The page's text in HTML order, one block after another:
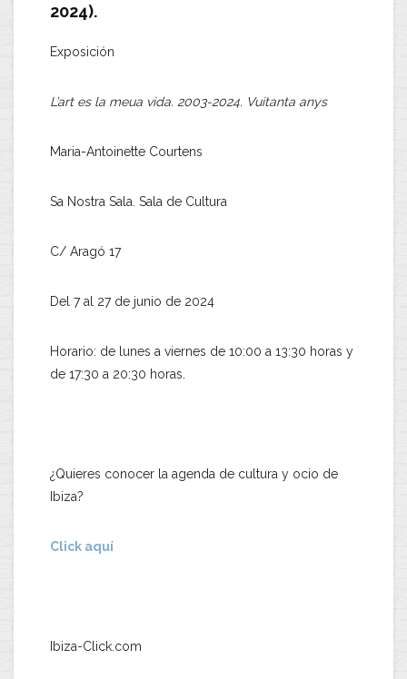
2024).
Exposición
L’art es la meua vida. 2003-2024. Vuitanta anys
Maria-Antoinette Courtens
Sa Nostra Sala. Sala de Cultura
C/ Aragó 17
Del 7 al 27 de junio de 2024
Horario: de lunes a viernes de 10:00 a 13:30 horas y
de 17:30 a 20:30 horas.
¿Quieres conocer la agenda de cultura y ocio de
Ibiza?
Click aquí
Ibiza-Click.com